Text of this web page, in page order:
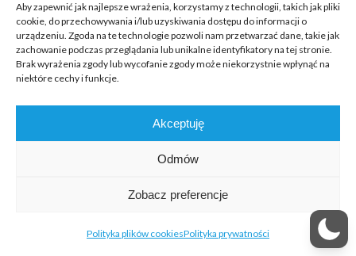
Aby zapewnić jak najlepsze wrażenia, korzystamy z technologii, takich jak pliki
cookie, do przechowywania i/lub uzyskiwania dostępu do informacji o
urządzeniu. Zgoda na te technologie pozwoli nam przetwarzać dane, takie jak
zachowanie podczas przeglądania lub unikalne identyfikatory na tej stronie.
Brak wyrażenia zgody lub wycofanie zgody może niekorzystnie wpłynąć na
niektóre cechy i funkcje.
Akceptuję
Odmów
Zobacz preferencje
Polityka plików cookiesPolityka prywatności
Popularne artykuły
EMPIS Sensory Awards 2026 – czas
na docenienie bohaterów Integracji
Zaburzenia integracji sensorycznej –